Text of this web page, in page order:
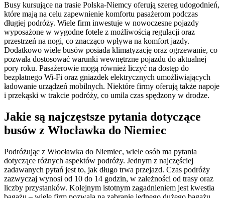
Busy kursujące na trasie Polska-Niemcy oferują szereg udogodnień,
które mają na celu zapewnienie komfortu pasażerom podczas
długiej podróży. Wiele firm inwestuje w nowoczesne pojazdy
wyposażone w wygodne fotele z możliwością regulacji oraz
przestrzeń na nogi, co znacząco wpływa na komfort jazdy.
Dodatkowo wiele busów posiada klimatyzację oraz ogrzewanie, co
pozwala dostosować warunki wewnętrzne pojazdu do aktualnej
pory roku. Pasażerowie mogą również liczyć na dostęp do
bezpłatnego Wi-Fi oraz gniazdek elektrycznych umożliwiających
ładowanie urządzeń mobilnych. Niektóre firmy oferują także napoje
i przekąski w trakcie podróży, co umila czas spędzony w drodze.
Jakie są najczęstsze pytania dotyczące
busów z Włocławka do Niemiec
Podróżując z Włocławka do Niemiec, wiele osób ma pytania
dotyczące różnych aspektów podróży. Jednym z najczęściej
zadawanych pytań jest to, jak długo trwa przejazd. Czas podróży
zazwyczaj wynosi od 10 do 14 godzin, w zależności od trasy oraz
liczby przystanków. Kolejnym istotnym zagadnieniem jest kwestia